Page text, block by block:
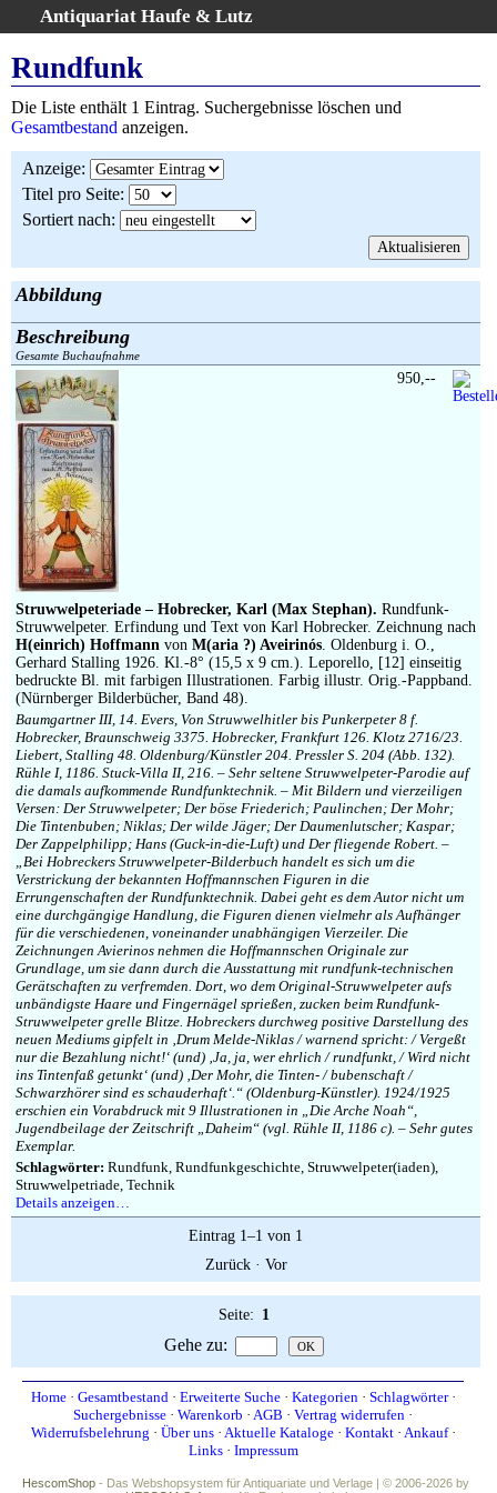
Antiquariat Haufe & Lutz
Home
Gesamtbestand
Kategorien
Schlagwörter
Suchergebnisse
AGB
Widerruf
Über uns
Aktuelle Kataloge
Kontakt
Ankauf
Links
Impressum
Rundfunk
Die Liste enthält 1 Eintrag. Suchergebnisse löschen und
Gesamtbestand anzeigen.
Anzeige:
Titel pro Seite:
Sortiert nach:
Abbildung
Beschreibung
Gesamte Buchaufnahme
Struwwelpeteriade – Hobrecker, Karl (Max Stephan). Rundfunk-
Struwwelpeter. Erfindung und Text von Karl Hobrecker. Zeichnung nach
H(einrich) Hoffmann von M(aria ?) Aveirinós. Oldenburg i. O.,
Gerhard Stalling 1926. Kl.-8° (15,5 x 9 cm.). Leporello, [12] einseitig
bedruckte Bl. mit farbigen Illustrationen. Farbig illustr. Orig.-Pappband.
(Nürnberger Bilderbücher, Band 48).
Baumgartner III, 14. Evers, Von Struwwelhitler bis Punkerpeter 8 f.
Hobrecker, Braunschweig 3375. Hobrecker, Frankfurt 126. Klotz 2716/23.
Liebert, Stalling 48. Oldenburg/Künstler 204. Pressler S. 204 (Abb. 132).
Rühle I, 1186. Stuck-Villa II, 216. – Sehr seltene Struwwelpeter-Parodie auf
die damals aufkommende Rundfunktechnik. – Mit Bildern und vierzeiligen
Versen: Der Struwwelpeter; Der böse Friederich; Paulinchen; Der Mohr;
Die Tintenbuben; Niklas; Der wilde Jäger; Der Daumenlutscher; Kaspar;
Der Zappelphilipp; Hans (Guck-in-die-Luft) und Der fliegende Robert. –
„Bei Hobreckers Struwwelpeter-Bilderbuch handelt es sich um die
Verstrickung der bekannten Hoffmannschen Figuren in die
Errungenschaften der Rundfunktechnik. Dabei geht es dem Autor nicht um
eine durchgängige Handlung, die Figuren dienen vielmehr als Aufhänger
für die verschiedenen, voneinander unabhängigen Vierzeiler. Die
Zeichnungen Avierinos nehmen die Hoffmannschen Originale zur
Grundlage, um sie dann durch die Ausstattung mit rundfunk-technischen
Gerätschaften zu verfremden. Dort, wo dem Original-Struwwelpeter aufs
unbändigste Haare und Fingernägel sprießen, zucken beim Rundfunk-
Struwwelpeter grelle Blitze. Hobreckers durchweg positive Darstellung des
neuen Mediums gipfelt in ‚Drum Melde-Niklas / warnend spricht: / Vergeßt
nur die Bezahlung nicht!‘ (und) ‚Ja, ja, wer ehrlich / rundfunkt, / Wird nicht
ins Tintenfaß getunkt‘ (und) ‚Der Mohr, die Tinten- / bubenschaft /
Schwarzhörer sind es schauderhaft‘.“ (Oldenburg-Künstler). 1924/1925
erschien ein Vorabdruck mit 9 Illustrationen in „Die Arche Noah“,
Jugendbeilage der Zeitschrift „Daheim“ (vgl. Rühle II, 1186 c). – Sehr gutes
Exemplar.
Schlagwörter: Rundfunk, Rundfunkgeschichte, Struwwelpeter(iaden),
Struwwelpetriade, Technik
Details anzeigen…
950,--
Eintrag 1–1 von 1
Zurück· Vor
Seite: 1
Gehe zu:
Home· Gesamtbestand· Erweiterte Suche· Kategorien· Schlagwörter·
Suchergebnisse · Warenkorb · AGB · Vertrag widerrufen ·
Widerrufsbelehrung · Über uns· Aktuelle Kataloge· Kontakt· Ankauf·
Links· Impressum
HescomShop - Das Webshopsystem für Antiquariate und Verlage | © 2006-2026 by